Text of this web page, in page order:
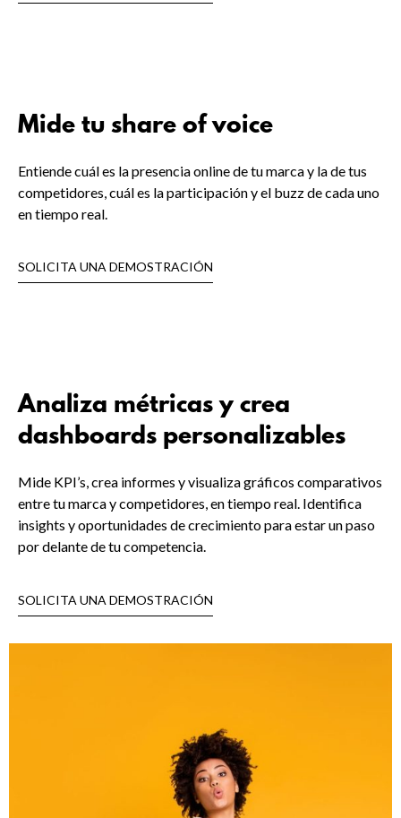
Mide tu share of voice
Entiende cuál es la presencia online de tu marca y la de tus
competidores, cuál es la participación y el buzz de cada uno
en tiempo real.
SOLICITA UNA DEMOSTRACIÓN
Analiza métricas y crea
dashboards personalizables
Mide KPI’s, crea informes y visualiza gráficos comparativos
entre tu marca y competidores, en tiempo real. Identifica
insights y oportunidades de crecimiento para estar un paso
por delante de tu competencia.
SOLICITA UNA DEMOSTRACIÓN